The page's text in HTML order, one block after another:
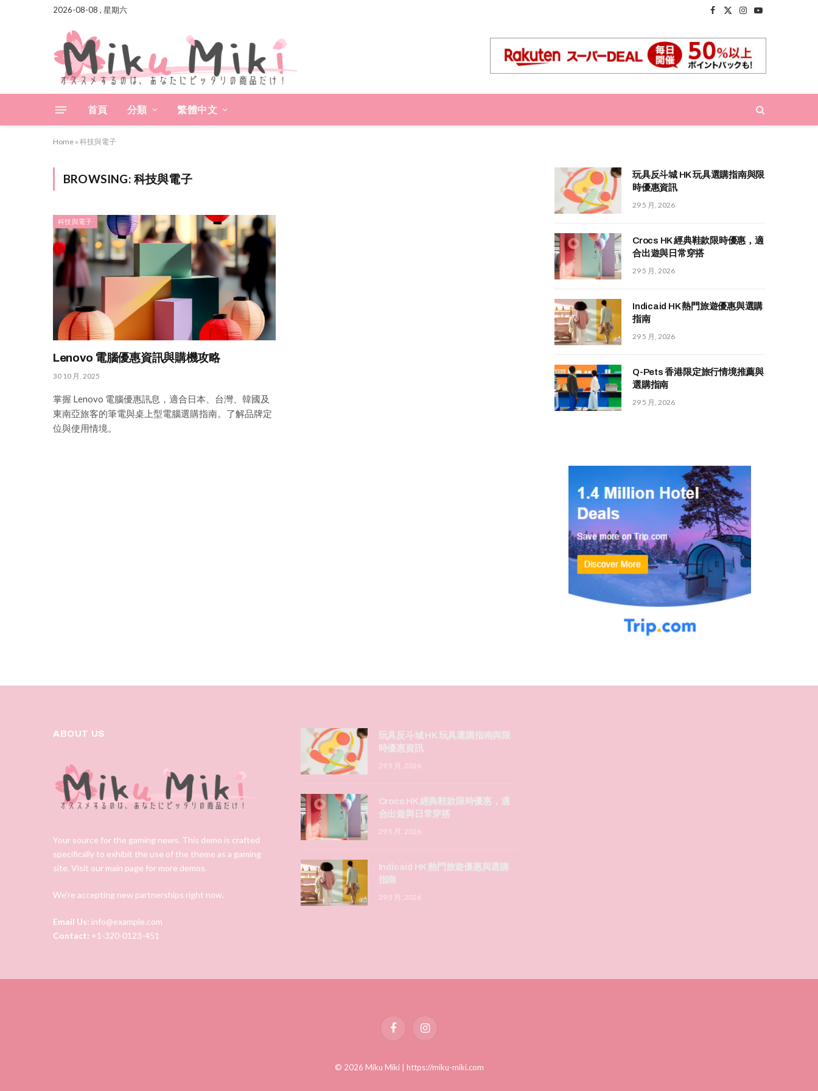
2026-08-08 , 星期六
Facebook
X
Instagram
YouTube
首頁 分類 繁體中文
Home » 科技與電子
BROWSING: 科技與電子
科技與電子
Lenovo 電腦優惠資訊與購機攻略
30 10 月, 2025
掌握 Lenovo 電腦優惠訊息，適合日本、台灣、韓國及
東南亞旅客的筆電與桌上型電腦選購指南。了解品牌定
位與使用情境。
玩具反斗城 HK 玩具選購指南與限
時優惠資訊
29 5 月, 2026
Crocs HK 經典鞋款限時優惠，適
合出遊與日常穿搭
29 5 月, 2026
Indicaid HK 熱門旅遊優惠與選購
指南
29 5 月, 2026
Q-Pets 香港限定旅行情境推薦與
選購指南
29 5 月, 2026
ABOUT US
Your source for the gaming news. This demo is crafted
specifically to exhibit the use of the theme as a gaming
site. Visit our main page for more demos.
We're accepting new partnerships right now.
Email Us: info@example.com
Contact: +1-320-0123-451
玩具反斗城 HK 玩具選購指南與限
時優惠資訊
29 5 月, 2026
Crocs HK 經典鞋款限時優惠，適
合出遊與日常穿搭
29 5 月, 2026
Indicaid HK 熱門旅遊優惠與選購
指南
29 5 月, 2026
FacebookInstagram
© 2026 Miku Miki | https://miku-miki.com